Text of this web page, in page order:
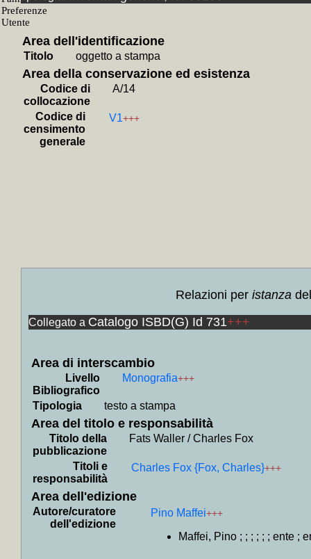
+
+
+
Leydi
+++
+
Area dell'identificazione
Titolo oggetto a stampa
Area della conservazione ed esistenza
Codice di
collocazione
A/14
Codice di
censimento
generale
V1+++
Relazioni per istanza
Collegato a Catalogo ISBD(G) Id 731+++
Area di interscambio
Livello
Bibliografico
Monografia+++
Tipologia testo a stampa
Area del titolo e responsabilità
Titolo della
pubblicazione
Fats Waller / Charles Fox
Titoli e
responsabilità
Charles Fox {Fox, Charles}+++
Area dell'edizione
Autore/curatore
dell'edizione
Pino Maffei+++
Maffei, Pino ; ; ; ; ; ; ente ;